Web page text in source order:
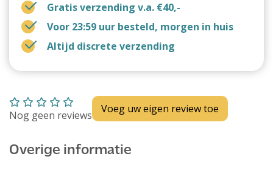
Gratis verzending v.a. €40,-
Voor 23:59 uur besteld, morgen in huis
Altijd discrete verzending
Nog geen reviews Voeg uw eigen review toe
Overige informatie